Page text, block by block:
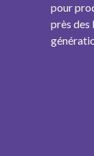
pour
près des